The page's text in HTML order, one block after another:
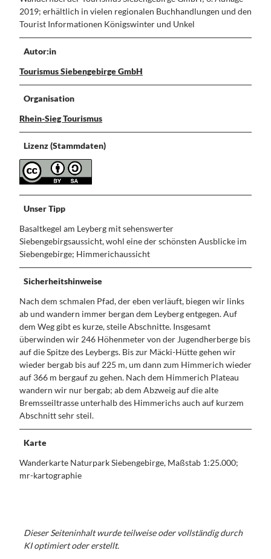
2019; erhältlich in vielen regionalen Buchhandlungen und den
Tourist Informationen Königswinter und Unkel
Autor:in
Tourismus Siebengebirge GmbH
Organisation
Rhein-Sieg Tourismus
Lizenz (Stammdaten)
Unser Tipp
Basaltkegel am Leyberg mit sehenswerter
Siebengebirgsaussicht, wohl eine der schönsten Ausblicke im
Siebengebirge; Himmerichaussicht
Sicherheitshinweise
Nach dem schmalen Pfad, der eben verläuft, biegen wir links
ab und wandern immer bergan dem Leyberg entgegen. Auf
dem Weg gibt es kurze, steile Abschnitte. Insgesamt
überwinden wir 246 Höhenmeter von der Jugendherberge bis
auf die Spitze des Leybergs. Bis zur Mäcki-Hütte gehen wir
wieder bergab bis auf 225 m, um dann zum Himmerich wieder
auf 366 m bergauf zu gehen. Nach dem Himmerich Plateau
wandern wir nur bergab; ab dem Abzweig auf die alte
Bremsseiltrasse unterhalb des Himmerichs auch auf kurzem
Abschnitt sehr steil.
Karte
Wanderkarte Naturpark Siebengebirge, Maßstab 1:25.000;
mr-kartographie
Dieser Seiteninhalt wurde teilweise oder vollständig durch
KI optimiert oder erstellt.